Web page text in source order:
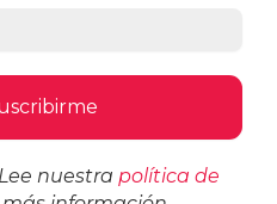
nuestra política de